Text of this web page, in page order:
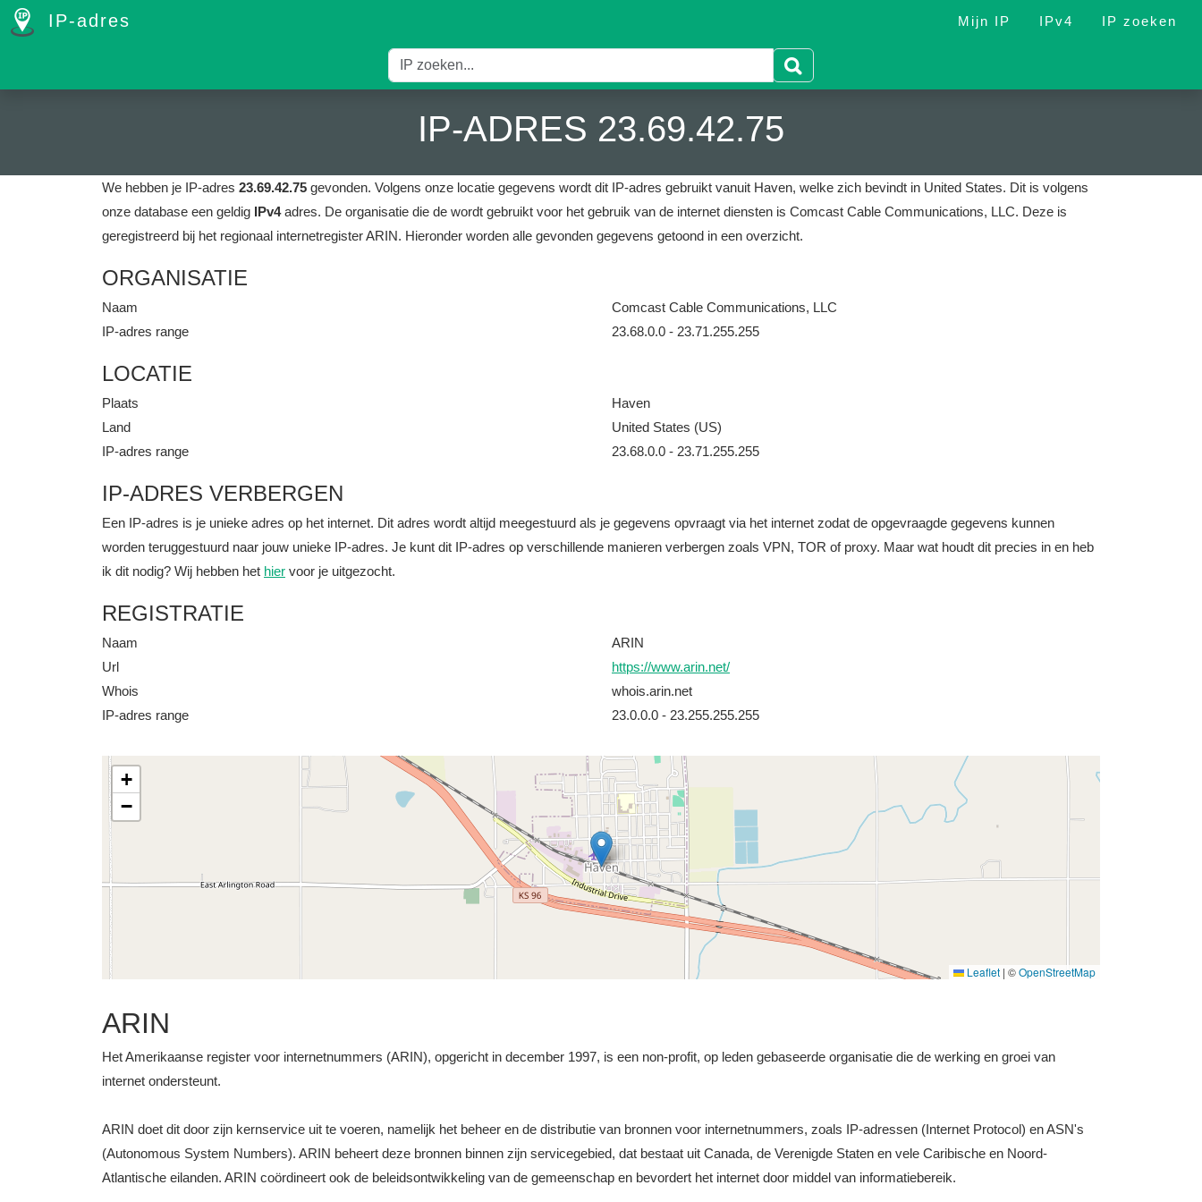
IP-adres Mijn IP IPv4 IP zoeken
IP-ADRES 23.69.42.75
We hebben je IP-adres 23.69.42.75 gevonden. Volgens onze locatie gegevens wordt dit IP-adres gebruikt vanuit Haven, welke zich bevindt in United States. Dit is volgens
onze database een geldig IPv4adres. De organisatie die de wordt gebruikt voor het gebruik van de internet diensten is Comcast Cable Communications, LLC. Deze is
geregistreerd bij het regionaal internetregister ARIN. Hieronder worden alle gevonden gegevens getoond in een overzicht.
ORGANISATIE
Naam
Comcast Cable Communications, LLC
IP-adres range
23.68.0.0 - 23.71.255.255
LOCATIE
Plaats
Haven
Land
United States (US)
IP-adres range
23.68.0.0 - 23.71.255.255
IP-ADRES VERBERGEN
Een IP-adres is je unieke adres op het internet. Dit adres wordt altijd meegestuurd als je gegevens opvraagt via het internet zodat de opgevraagde gegevens kunnen
worden teruggestuurd naar jouw unieke IP-adres. Je kunt dit IP-adres op verschillende manieren verbergen zoals VPN, TOR of proxy. Maar wat houdt dit precies in en heb
ik dit nodig? Wij hebben het hier voor je uitgezocht.
REGISTRATIE
Naam
ARIN
Url
https://www.arin.net/
Whois
whois.arin.net
IP-adres range
23.0.0.0 - 23.255.255.255
+
−
Leaflet | ©OpenStreetMap
ARIN
Het Amerikaanse register voor internetnummers (ARIN), opgericht in december 1997, is een non-profit, op leden gebaseerde organisatie die de werking en groei van
internet ondersteunt.
ARIN doet dit door zijn kernservice uit te voeren, namelijk het beheer en de distributie van bronnen voor internetnummers, zoals IP-adressen (Internet Protocol) en ASN's
(Autonomous System Numbers). ARIN beheert deze bronnen binnen zijn servicegebied, dat bestaat uit Canada, de Verenigde Staten en vele Caribische en Noord-
Atlantische eilanden. ARIN coördineert ook de beleidsontwikkeling van de gemeenschap en bevordert het internet door middel van informatiebereik.